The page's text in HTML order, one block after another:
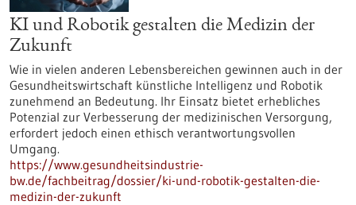
KI und Robotik gestalten die Medizin der
Zukunft
Wie in vielen anderen Lebensbereichen gewinnen auch in der
Gesundheitswirtschaft künstliche Intelligenz und Robotik
zunehmend an Bedeutung. Ihr Einsatz bietet erhebliches
Potenzial zur Verbesserung der medizinischen Versorgung,
erfordert jedoch einen ethisch verantwortungsvollen
Umgang.
https://www.gesundheitsindustrie-
bw.de/fachbeitrag/dossier/ki-und-robotik-gestalten-die-
medizin-der-zukunft